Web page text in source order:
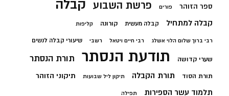
ספר הזוהר פורים פרשת השבוע קבלה
קבלה למתחיל קבלה מעשית קורונה קליפות
רבי ברוך שלום הלוי אשלג רבי חיים ויטאל רשבי שיעורי קבלה לנשים
שערי קדושה תודעת הנסתר תורת הנסתר
תורת הסוד תורת הקבלה תיקון ליל שבועות תיקוני הזוהר
תלמוד עשר הספירות תפילה